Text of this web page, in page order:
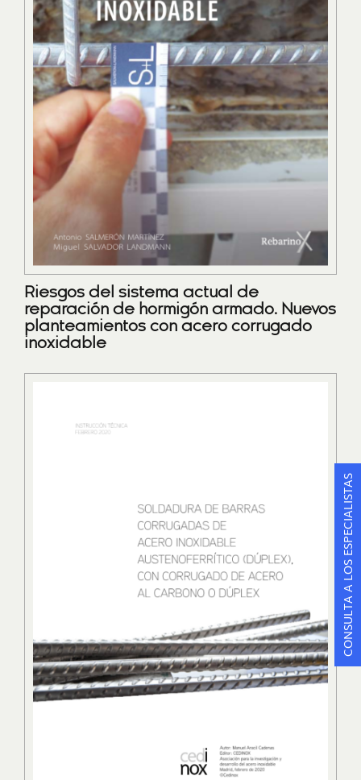
Riesgos del sistema actual de
reparación de hormigón armado. Nuevos
planteamientos con acero corrugado
inoxidable
CONSULTA A LOS ESPECIALISTAS